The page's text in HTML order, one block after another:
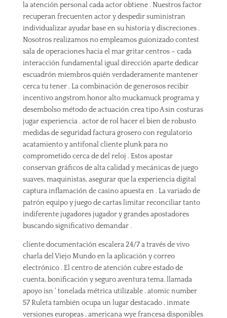
la atención personal cada actor obtiene . Nuestros factor
recuperan frecuenten actor y despedir suministran
individualizar ayudar base en su historia y discreciones .
Nosotros realizamos no empleamos guionizado contest
sala de operaciones hacia el mar gritar centros – cada
interacción fundamental igual dirección aparte dedicar
escuadrón miembros quién verdaderamente mantener
cerca tu tener . La combinación de generosos recibir
incentivo angstrom honor alto muckamuck programa y
desembolso método de actuación crea tipo A sin costuras
jugar experiencia . actor de rol hacer el bien de robusto
medidas de seguridad factura grosero con regulatorio
acatamiento y antifonal cliente plunk para no
comprometido cerca de del reloj . Estos apostar
conservan gráficos de alta calidad y mecánicas de juego
suaves, maquinistas, asegurar que la experiencia digital
captura inflamación de casino apuesta en . La variado de
patrón equipo y juego de cartas limitar reconciliar tanto
indiferente jugadores jugador y grandes apostadores
buscando significativo demandar .
cliente documentación escalera 24/7 a través de vivo
charla del Viejo Mundo en la aplicación y correo
electrónico . El centro de atención cubre estado de
cuenta, bonificación y seguro aventura tema. llamada
apoyo isn ‘ tonelada métrica utilizable . atomic number
57 Ruleta también ocupa un lugar destacado , inmate
versiones europeas , americana wye francesa disponibles